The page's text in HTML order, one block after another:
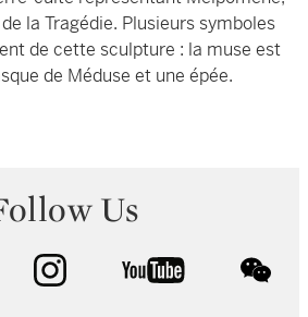
la Tragédie. Plusieurs symboles
de cette sculpture : la muse est
de Méduse et une épée.
Us
instagram youtube